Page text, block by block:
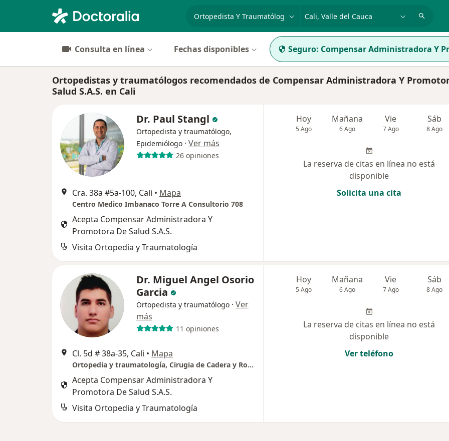
especialidad, enfermedad o nombre
Consulta en línea Fechas disponibles Seguro: Compensar Administradora Y
Ortopedistas y traumatólogos recomendados de Compensar Administradora Y
Salud S.A.S. en Cali
Dr. Paul Stangl
Ortopedista y traumatólogo,
Epidemiólogo · Ver más
26 opiniones
Cra. 38a #5a-100, Cali • Mapa
Centro Medico Imbanaco Torre A Consultorio 708
Acepta Compensar Administradora Y
Promotora De Salud S.A.S.
Visita Ortopedia y Traumatología
Hoy
5 Ago
Mañana
6 Ago
Vie
7 Ago
Sáb
8 Ago
La reserva de citas en línea no está
disponible
Solicita una cita
Dr. Miguel Angel Osorio
Garcia
Ortopedista y traumatólogo · Ver
más
11 opiniones
Cl. 5d # 38a-35, Cali • Mapa
Ortopedia y traumatología, Cirugia de Cadera y Rodilla
Acepta Compensar Administradora Y
Promotora De Salud S.A.S.
Visita Ortopedia y Traumatología
Hoy
5 Ago
Mañana
6 Ago
Vie
7 Ago
Sáb
8 Ago
La reserva de citas en línea no está
disponible
Ver teléfono